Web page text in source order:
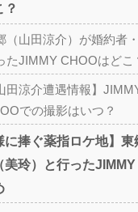
？
（山田涼介）が婚約者
たJIMMY CHOOはどこ
田涼介遭遇情報】
での撮影はいつ？
に捧ぐ薬指ロケ地】
美玲）と行った